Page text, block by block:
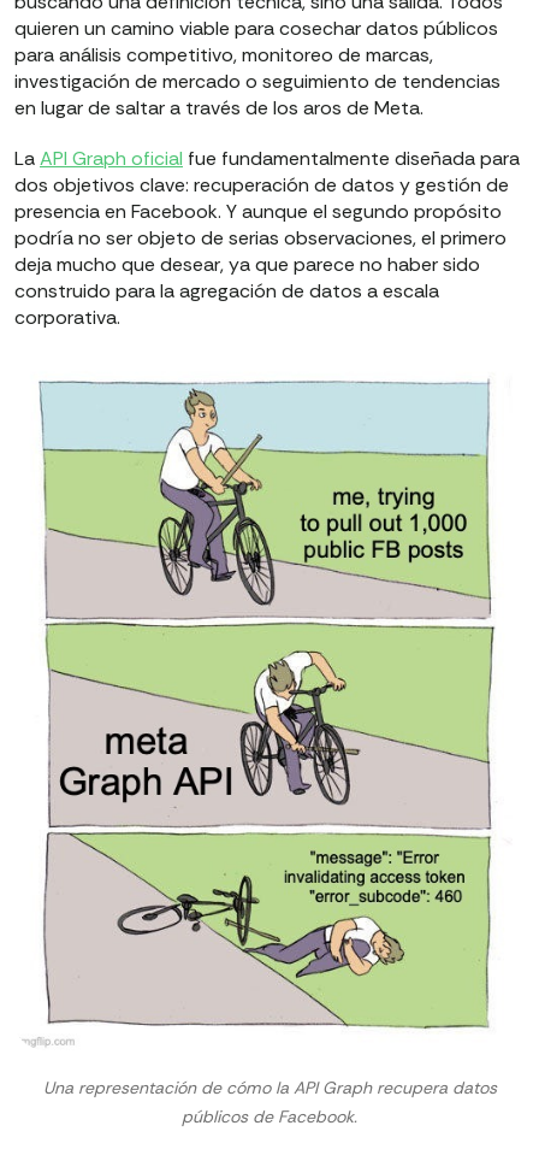
quieren un camino viable para cosechar datos públicos
para análisis competitivo, monitoreo de marcas,
investigación de mercado o seguimiento de tendencias
en lugar de saltar a través de los aros de Meta.
LaAPI Graph oficial fue fundamentalmente diseñada para
dos objetivos clave: recuperación de datos y gestión de
presencia en Facebook. Y aunque el segundo propósito
podría no ser objeto de serias observaciones, el primero
deja mucho que desear, ya que parece no haber sido
construido para la agregación de datos a escala
corporativa.
Una representación de cómo la API Graph recupera datos
públicos de Facebook.